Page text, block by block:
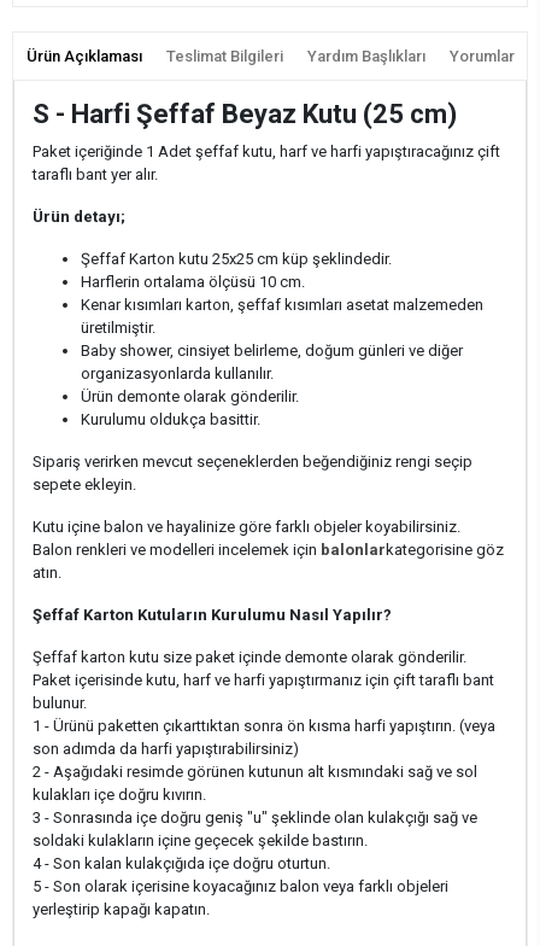
Ürün Açıklaması Teslimat Bilgileri Yardım Başlıkları Yorumlar
S - Harfi Şeffaf Beyaz Kutu (25 cm)
Paket içeriğinde 1 Adet şeffaf kutu, harf ve harfi yapıştıracağınız çift
taraflı bant yer alır.
Ürün detayı;
Şeffaf Karton kutu 25x25 cm küp şeklindedir.
Harflerin ortalama ölçüsü 10 cm.
Kenar kısımları karton, şeffaf kısımları asetat malzemeden
üretilmiştir.
Baby shower, cinsiyet belirleme, doğum günleri ve diğer
organizasyonlarda kullanılır.
Ürün demonte olarak gönderilir.
Kurulumu oldukça basittir.
Sipariş verirken mevcut seçeneklerden beğendiğiniz rengi seçip
sepete ekleyin.
Kutu içine balon ve hayalinize göre farklı objeler koyabilirsiniz.
Balon renkleri ve modelleri incelemek için balonlar kategorisine göz
atın.
Şeffaf Karton Kutuların Kurulumu Nasıl Yapılır?
Şeffaf karton kutu size paket içinde demonte olarak gönderilir.
Paket içerisinde kutu, harf ve harfi yapıştırmanız için çift taraflı bant
bulunur.
1 - Ürünü paketten çıkarttıktan sonra ön kısma harfi yapıştırın. (veya
son adımda da harfi yapıştırabilirsiniz)
2 - Aşağıdaki resimde görünen kutunun alt kısmındaki sağ ve sol
kulakları içe doğru kıvırın.
3 - Sonrasında içe doğru geniş "u" şeklinde olan kulakçığı sağ ve
soldaki kulakların içine geçecek şekilde bastırın.
4 - Son kalan kulakçığıda içe doğru oturtun.
5 - Son olarak içerisine koyacağınız balon veya farklı objeleri
yerleştirip kapağı kapatın.